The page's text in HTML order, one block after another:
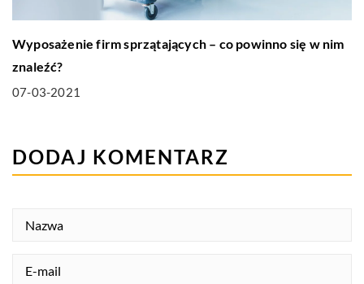
Wyposażenie firm sprzątających – co powinno się w nim
znaleźć?
07-03-2021
DODAJ KOMENTARZ